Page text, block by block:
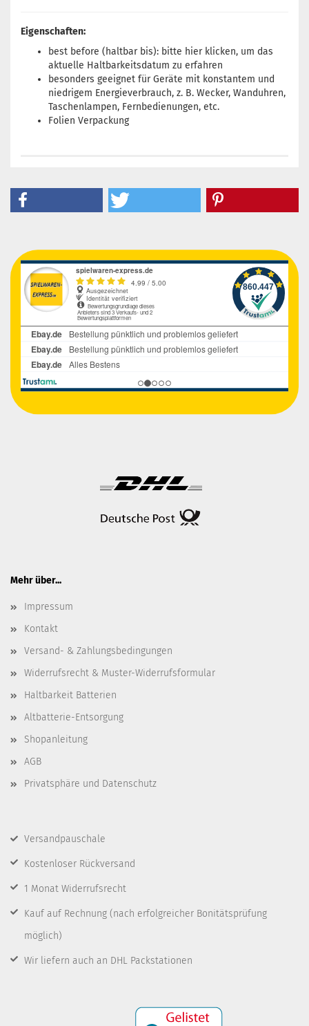
Eigenschaften:
best before (haltbar bis): bitte hierklicken, um das
aktuelle Haltbarkeitsdatum zu erfahren
besonders geeignet für Geräte mit konstantem und
niedrigem Energieverbrauch, z. B. Wecker, Wanduhren,
Taschenlampen, Fernbedienungen, etc.
Folien Verpackung
Mehr über...
Impressum
Kontakt
Versand- & Zahlungsbedingungen
Widerrufsrecht & Muster-Widerrufsformular
Haltbarkeit Batterien
Altbatterie-Entsorgung
Shopanleitung
AGB
Privatsphäre und Datenschutz
Versandpauschale
Kostenloser Rückversand
1 Monat Widerrufsrecht
Kauf auf Rechnung (nach erfolgreicher Bonitätsprüfung
möglich)
Wir liefern auch an DHL Packstationen